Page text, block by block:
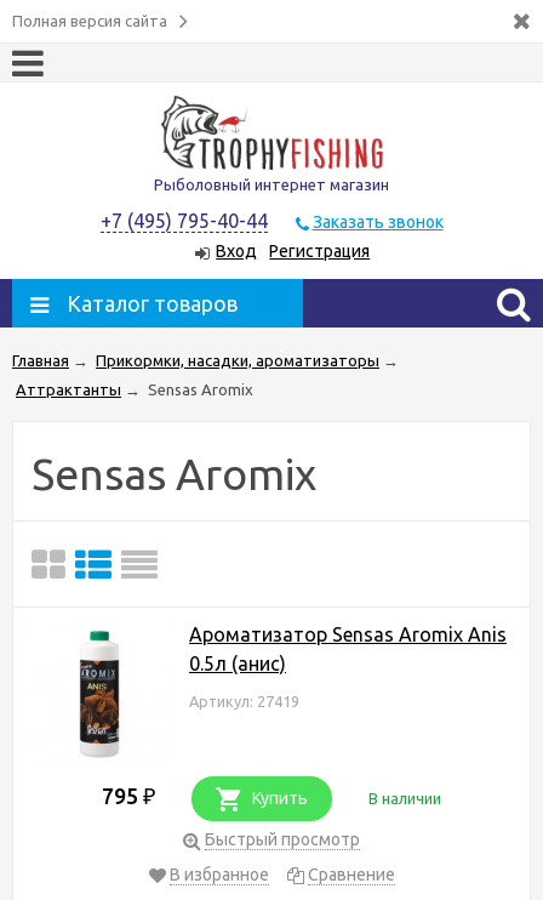
Полная версия сайта
Рыболовный интернет магазин
+7 (495) 795-40-44
Заказать звонок
Вход
Регистрация
Каталог товаров
Главная → Прикормки, насадки, ароматизаторы →
Аттрактанты → Sensas Aromix
Sensas Aromix
Ароматизатор Sensas Aromix Anis
0.5л (анис)
Артикул: 27419
795 ₽ Купить В наличии
Быстрый просмотр
В избранное
Сравнение